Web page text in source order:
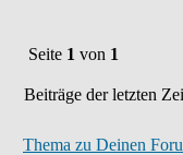
Seite 1 von 1
Beiträge der letzten
Thema zu Deinen